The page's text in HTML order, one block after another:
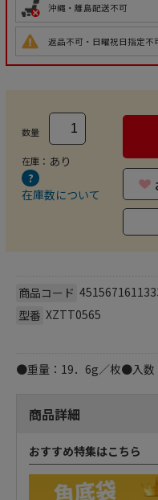
沖縄・離島配送不可
返品不可・日曜祝日指定不
数量
在庫： あり
在庫数について
商品コード
型番 XZTT0565
●重量：19．6g／枚●入数
商品詳細
おすすめ特集はこちら